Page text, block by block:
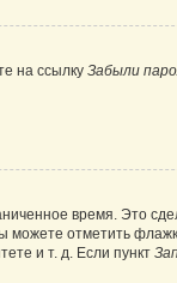
на ссылку Забыли
время. Это
можете отметить
и т. д. Если пункт